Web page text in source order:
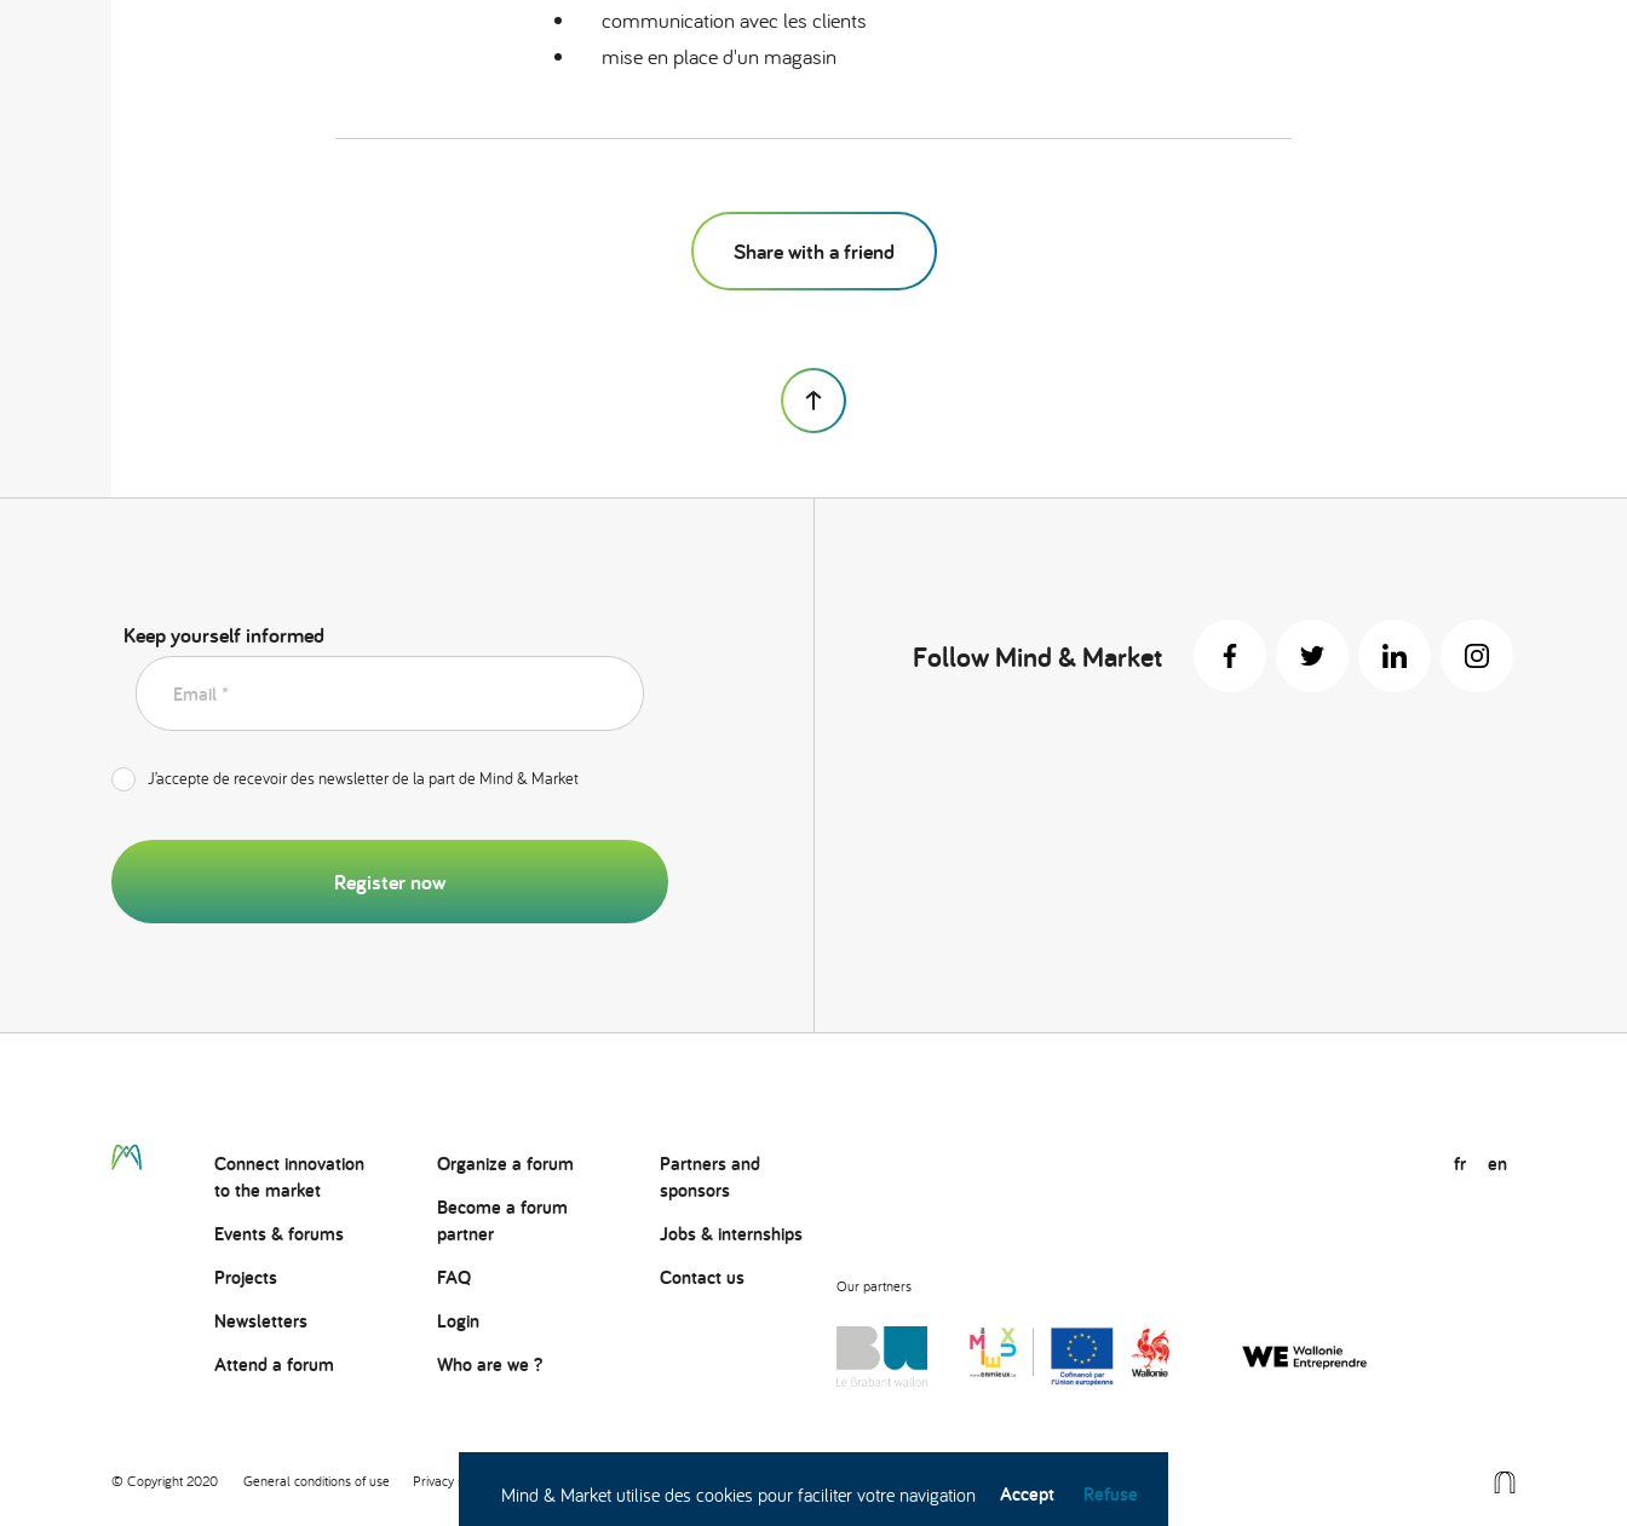
communication avec les clients
mise en place d'un magasin
Share with a friend
Keep yourself informed
Email *
J’accepte de recevoir des newsletter de la part de Mind & Market
Register now
Follow Mind & Market
Connectinnovation
to the market
Events & forums
Projects
Newsletters
Attend a forum
Organize a forum
Become a forum
partner
FAQ
Login
Who are we ?
Partners and
sponsors
Jobs & internships
Contact us
Our partners
fr en
© Copyright 2020 General conditions of use Privacy statement
Mind & Market utilise des cookies pour faciliter votre navigation Accept Refuse